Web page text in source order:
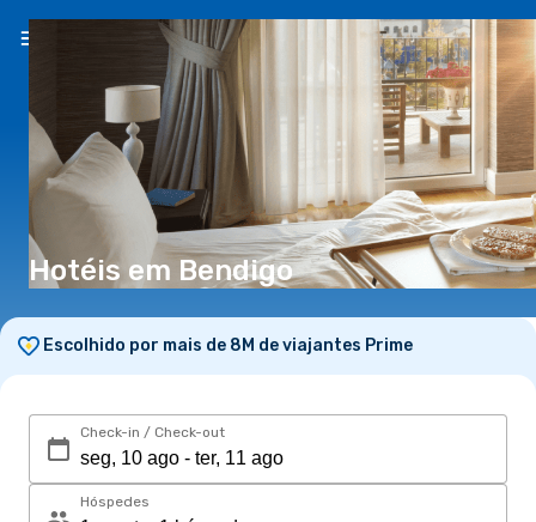
PT(€)
Hotéis em Bendigo
Escolhido por mais de 8M de viajantes Prime
Check-in / Check-out
Hóspedes